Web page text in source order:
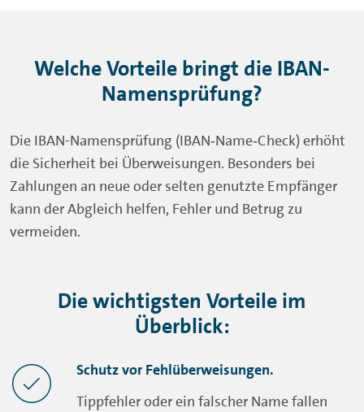
Welche Vorteile bringt die IBAN-
Namensprüfung?
Die IBAN-Namensprüfung (IBAN‑Name‑Check) erhöht
die Sicherheit bei Überweisungen. Besonders bei
Zahlungen an neue oder selten genutzte Empfänger
kann der Abgleich helfen, Fehler und Betrug zu
vermeiden.
Die wichtigsten Vorteile im
Überblick:
Schutz vor Fehlüberweisungen.
Tippfehler oder ein falscher Name fallen